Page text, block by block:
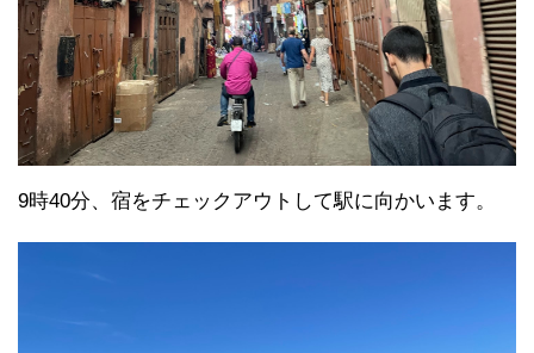
9時40分、宿をチェックアウトして駅に向かいます。